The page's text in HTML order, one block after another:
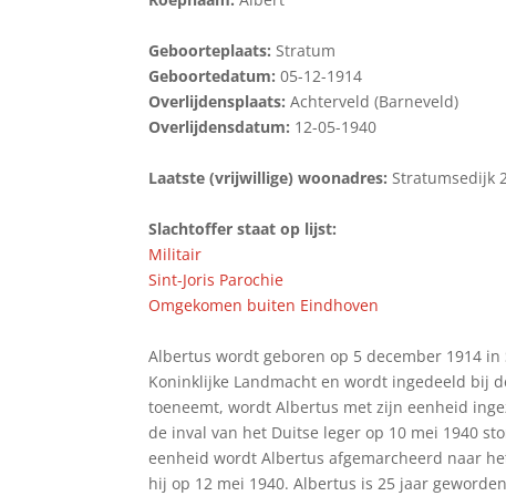
Geboorteplaats:Stratum
Geboortedatum:05-12-1914
Overlijdensplaats:Achterveld (Barneveld)
Overlijdensdatum: 12-05-1940
Laatste (vrijwillige) woonadres:Stratumsedijk
Slachtoffer staat op lijst:
Militair
Sint-Joris Parochie
Omgekomen buiten Eindhoven
Albertus wordt geboren op 5 december 1914
Koninklijke Landmacht en wordt ingedeeld bij
toeneemt, wordt Albertus met zijn eenheid
de inval van het Duitse leger op 10 mei 1940
eenheid wordt Albertus afgemarcheerd naar
hij op 12 mei 1940. Albertus is 25 jaar